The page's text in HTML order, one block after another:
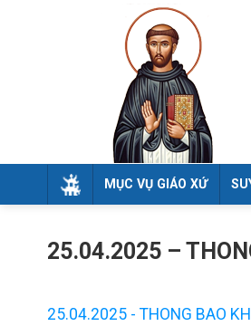
MỤC VỤ GIÁO XỨ
25.04.2025 –
25.04.2025 - THONG BAO